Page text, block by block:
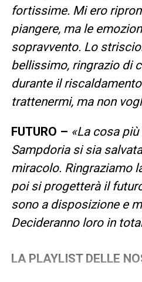
fortissime. Mi ero
piangere, ma le
sopravvento. Lo
bellissimo, ringrazio di
durante il
trattenermi, ma non
FUTURO – «La cosa
Sampdoria si sia
miracolo. Ringraziamo
poi si progetterà il
sono a disposizione e
Decideranno loro in
LA PLAYLIST DELLE